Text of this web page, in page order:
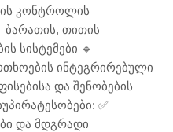
კონტროლის
ბარათის, თითის
სისტემები 🔹
ინტეგრირებული
და შენობების
✅
და მდგრადი